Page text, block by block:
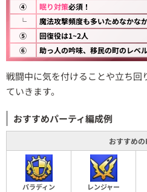
④
眠り対策必須！
└
魔法攻撃頻度も多いためなかな
⑤
回復役は1~2人
⑥
助っ人の吟味、移民の町のレベ
戦闘中に気を付けることや立ち回
ていきます。
おすすめパーティ編成例
おすすめ
パラディン レンジャー